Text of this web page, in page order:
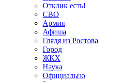
Отклик есть!
СВО
Армия
Афиша
Глядя из Ростова
Город
ЖКХ
Наука
Официально